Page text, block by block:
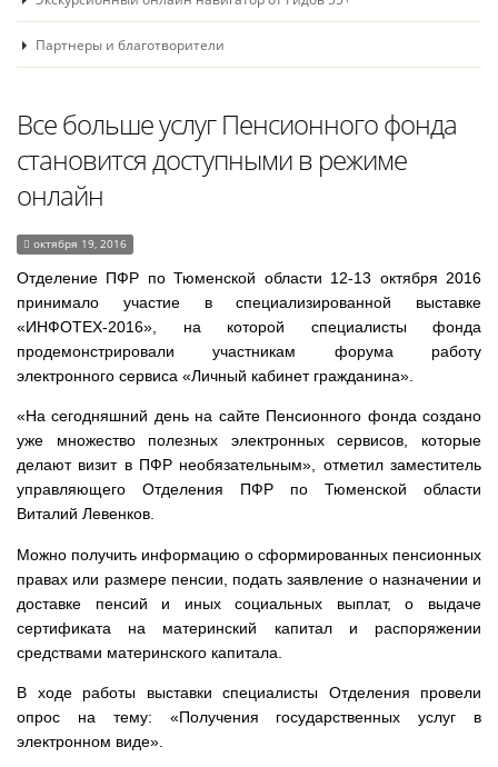
Партнеры и благотворители
Все больше услуг Пенсионного фонда
становится доступными в режиме
онлайн
октября 19, 2016
Отделение ПФР по Тюменской области 12-13 октября 2016
принимало участие в специализированной выставке
«ИНФОТЕХ-2016», на которой специалисты фонда
продемонстрировали участникам форума работу
электронного сервиса «Личный кабинет гражданина».
«На сегодняшний день на сайте Пенсионного фонда создано
уже множество полезных электронных сервисов, которые
делают визит в ПФР необязательным», отметил заместитель
управляющего Отделения ПФР по Тюменской области
Виталий Левенков.
Можно получить информацию о сформированных пенсионных
правах или размере пенсии, подать заявление о назначении и
доставке пенсий и иных социальных выплат, о выдаче
сертификата на материнский капитал и распоряжении
средствами материнского капитала.
В ходе работы выставки специалисты Отделения провели
опрос на тему: «Получения государственных услуг в
электронном виде».